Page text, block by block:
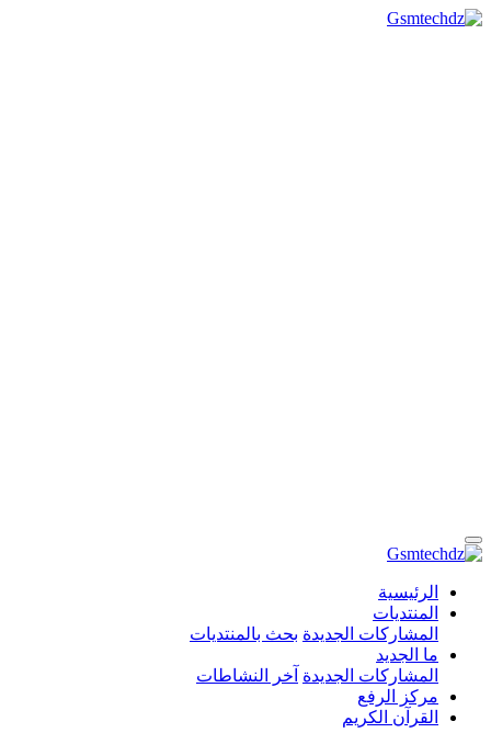
الرئيسية
المنتديات
المشاركات الجديدة بحث بالمنتديات
ما الجديد
المشاركات الجديدة آخر النشاطات
مركز الرفع
القرآن الكريم